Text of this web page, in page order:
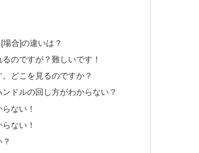
合]の違いは？
のですが？難しいです！
どこを見るのですか？
ドルの回し方がわからない？
ない！
ない！